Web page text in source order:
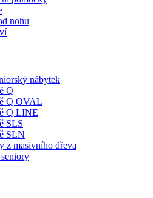
nohu
nábytek
Q
Q OVAL
Q LINE
SLS
SLN
z masivního dřeva